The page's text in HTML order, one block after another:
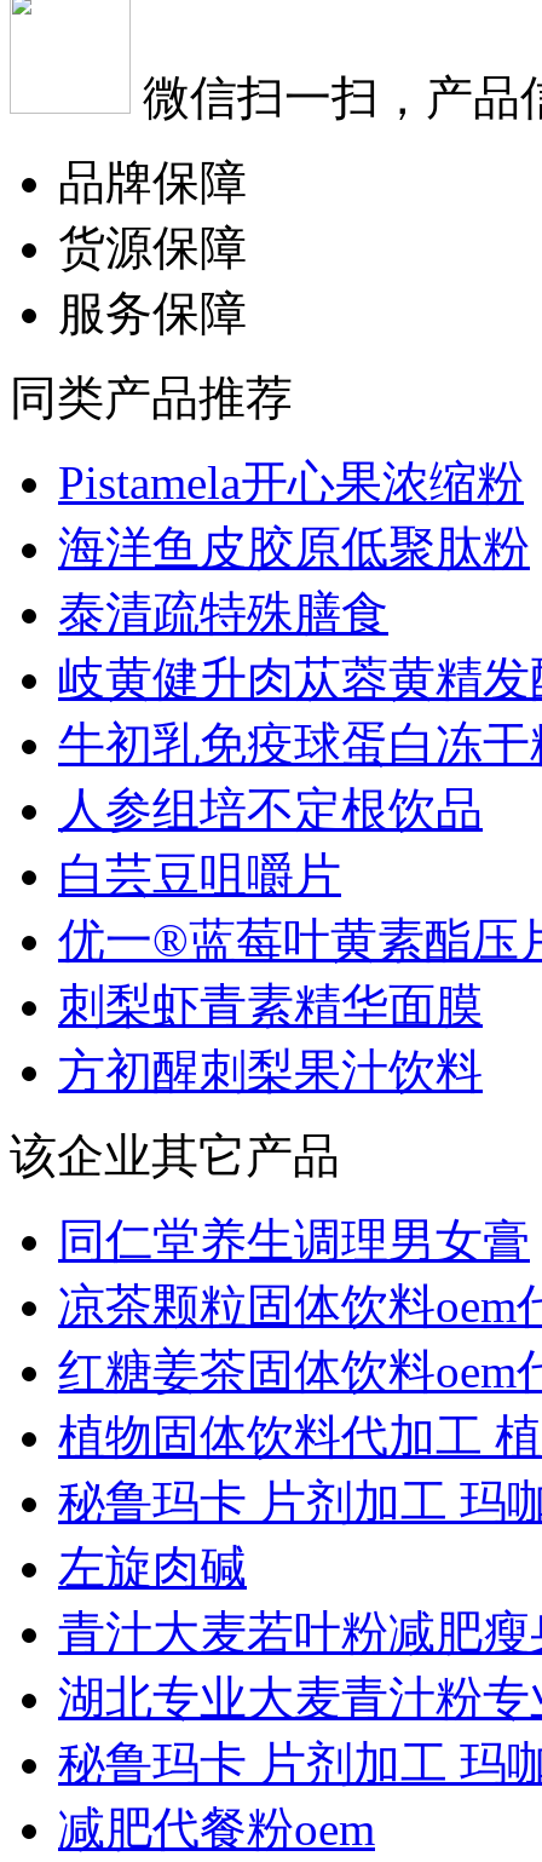
微信扫一扫，产品
品牌保障
货源保障
服务保障
同类产品推荐
Pistamela开心果浓缩粉
海洋鱼皮胶原低聚肽粉
泰清疏特殊膳食
岐黄健升肉苁蓉黄精发
牛初乳免疫球蛋白冻干
人参组培不定根饮品
白芸豆咀嚼片
优一®蓝莓叶黄素酯压
刺梨虾青素精华面膜
方初醒刺梨果汁饮料
该企业其它产品
同仁堂养生调理男女膏
凉茶颗粒固体饮料oem
红糖姜茶固体饮料oem
植物固体饮料代加工
秘鲁玛卡 片剂加工 玛
左旋肉碱
青汁大麦若叶粉减肥瘦
湖北专业大麦青汁粉专
秘鲁玛卡 片剂加工 玛
减肥代餐粉oem